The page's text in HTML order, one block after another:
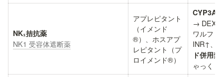
NK1 受容体遮断薬
アプレピタント
（イメンド
®）、ホスアプ
レピタント（プ
ロイメンド®）
CYP3A4
→ DEX
ワルファ
INR↑、
ド併用禁
ゃっくり